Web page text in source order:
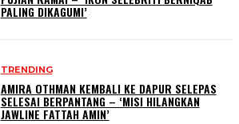
PALING DIKAGUMI’
TRENDING
AMIRA OTHMAN KEMBALI KE DAPUR SELEPAS
SELESAI BERPANTANG – ‘MISI HILANGKAN
JAWLINE FATTAH AMIN’